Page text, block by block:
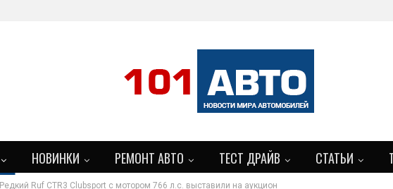
НОВИНКИ РЕМОНТ АВТО ТЕСТ ДРАЙВ СТАТЬИ
Редкий Ruf CTR3 Clubsport с мотором 766 л.с. выставили на аукцион